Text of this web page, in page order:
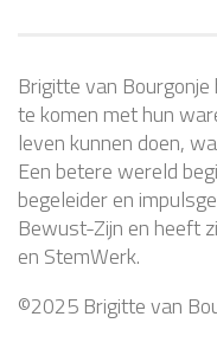
Brigitte van
te komen met hun
leven kunnen doen,
Een betere wereld
begeleider en
Bewust-Zijn en heeft
en StemWerk.
©2025 Brigitte van